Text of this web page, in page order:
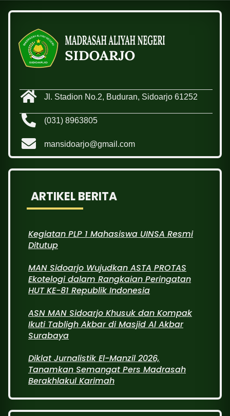
Jl. Stadion No.2, Buduran, Sidoarjo 61252
(031) 8963805
mansidoarjo@gmail.com
ARTIKEL BERITA
Kegiatan PLP 1 Mahasiswa UINSA Resmi
Ditutup
MAN Sidoarjo Wujudkan ASTA PROTAS
Ekotelogi dalam Rangkaian Peringatan
HUT KE-81 Republik Indonesia
ASN MAN Sidoarjo Khusuk dan Kompak
Ikuti Tabligh Akbar di Masjid Al Akbar
Surabaya
Diklat Jurnalistik El-Manzil 2026,
Tanamkan Semangat Pers Madrasah
Berakhlakul Karimah